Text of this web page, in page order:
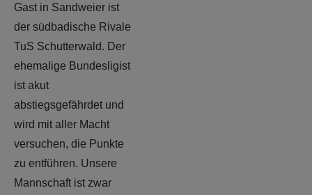
Gast in Sandweier ist
der südbadische Rivale
TuS Schutterwald. Der
ehemalige Bundesligist
ist akut
abstiegsgefährdet und
wird mit aller Macht
versuchen, die Punkte
zu entführen. Unsere
Mannschaft ist zwar